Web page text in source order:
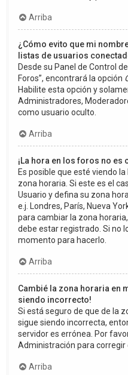
Arriba
¿Cómo evito que mi
listas de usuarios
Desde su Panel de Control
Foros”, encontrará la opción
Habilite esta opción y
Administradores,
como usuario oculto.
Arriba
¡La hora en los foros no es
Es posible que esté viendo
zona horaria. Si este es el
Usuario y defina su zona
e.j. Londres, París, Nueva
para cambiar la zona
debe estar registrado. Si no
momento para hacerlo.
Arriba
Cambié la zona horaria en
siendo incorrecto!
Si está seguro de que de la
sigue siendo incorrecta,
servidor es errónea. Por
Administración para corregir
Arriba